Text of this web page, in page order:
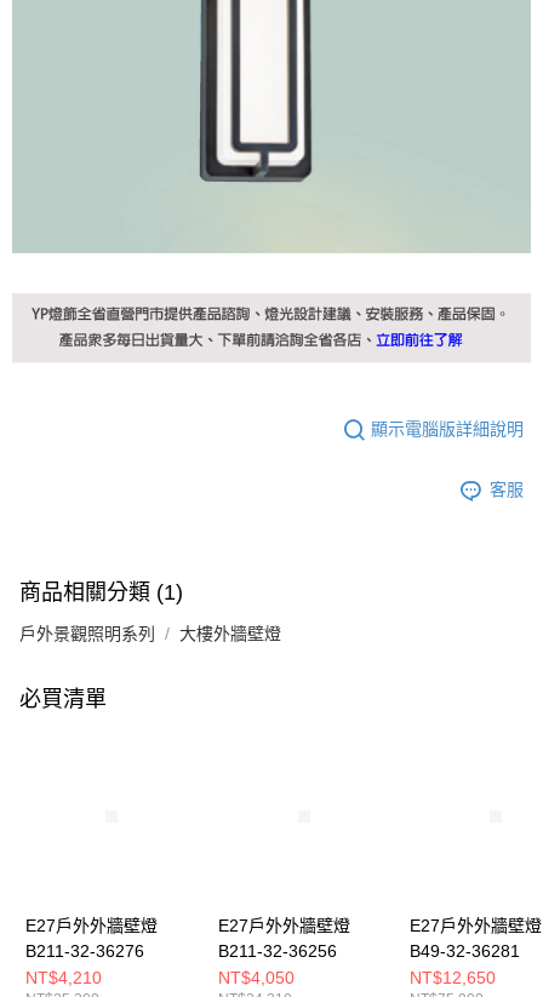
顯示電腦版詳細說明
客服
商品相關分類 (1)
戶外景觀照明系列 大樓外牆壁燈
必買清單
E27戶外外牆壁燈
B211-32-36276
NT$4,210
E27戶外外牆壁燈
B211-32-36256
NT$4,050
E27戶外外牆壁燈
B49-32-36281
NT$12,650